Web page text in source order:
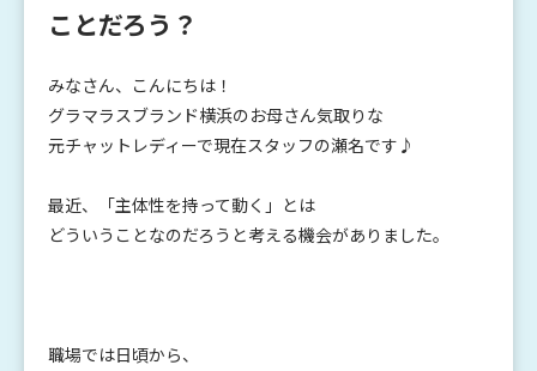
ことだろう？
みなさん、こんにちは！
グラマラスブランド横浜のお母さん気取りな
元チャットレディーで現在スタッフの瀬名です♪
最近、「主体性を持って動く」とは
どういうことなのだろうと考える機会がありました。
職場では日頃から、